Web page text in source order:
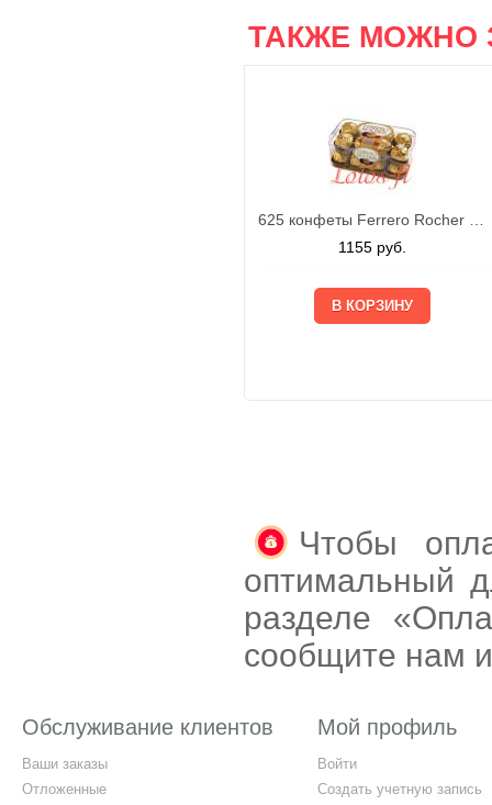
ТАКЖЕ МОЖНО
625 конфеты Ferrero Rocher 200г
1155 руб.
Чтобы
оптимальный
разделе
сообщите нам
Обслуживание клиентов
Ваши заказы
Отложенные
Мой профиль
Войти
Создать учетную запись